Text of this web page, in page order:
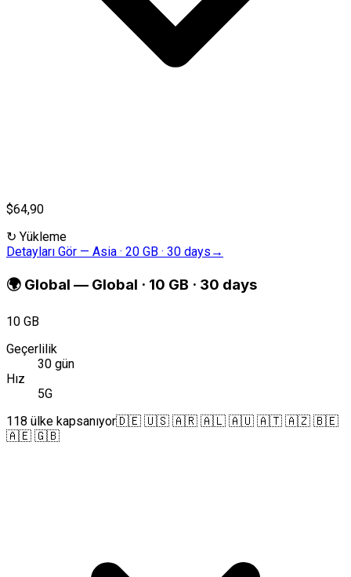
$64,90
↻ Yükleme
Detayları Gör — Asia · 20 GB · 30 days →
🌍 Global — Global · 10 GB · 30 days
10 GB
Geçerlilik
30 gün
Hız
5G
118 ülke kapsanıyor🇩🇪 🇺🇸 🇦🇷 🇦🇱 🇦🇺 🇦🇹 🇦🇿 🇧🇪
🇦🇪 🇬🇧